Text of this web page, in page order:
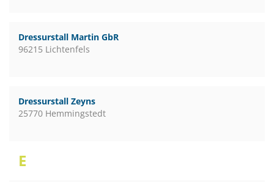
Dressurstall Martin GbR
96215 Lichtenfels
Dressurstall Zeyns
25770 Hemmingstedt
E